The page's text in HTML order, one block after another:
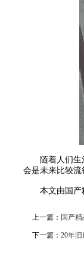
随着人们生活
会是未来比较
本文由国产精
上一篇： 国产
下一篇： 20年